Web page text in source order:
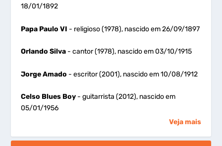
18/01/1892
Papa Paulo VI - religioso (1978), nascido em 26/09/1897
Orlando Silva - cantor (1978), nascido em 03/10/1915
Jorge Amado - escritor (2001), nascido em 10/08/1912
Celso Blues Boy - guitarrista (2012), nascido em
05/01/1956
Veja mais